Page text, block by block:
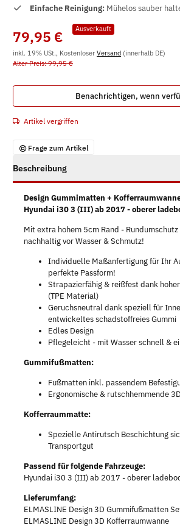
Einfache Reinigung: Mühelos sauber
Ausverkauft
79,95 €
inkl. 19% USt., Kostenloser Versand (innerhalb DE)
Alter Preis: 99,95 €
Benachrichtigen, wenn
Artikel vergriffen
Frage zum Artikel
Beschreibung
Design Gummimatten +
Hyundai i30 3 (III) ab 2017 - oberer
Mit extra hohem 5cm Rand -
nachhaltig vor Wasser & Schmutz!
Individuelle Maßanfertigung für Ihr
perfekte Passform!
Strapazierfähig & reißfest dank
(TPE Material)
Geruchsneutral dank speziell für
entwickeltes schadstoffreies Gummi
Edles Design
Pflegeleicht - mit Wasser schnell &
Gummifußmatten:
Fußmatten inkl. passendem
Ergonomische & rutschhemmende
Kofferraummatte:
Spezielle Antirutsch Beschichtung
Transportgut
Passend für folgende Fahrzeuge:
Hyundai i30 3 (III) ab 2017 - oberer
Lieferumfang:
ELMASLINE Design 3D Gummifußmatten
ELMASLINE Design 3D Kofferraumwanne